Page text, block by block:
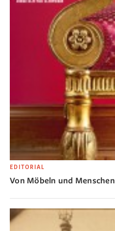
EDITORIAL
Von Möbeln und Menschen